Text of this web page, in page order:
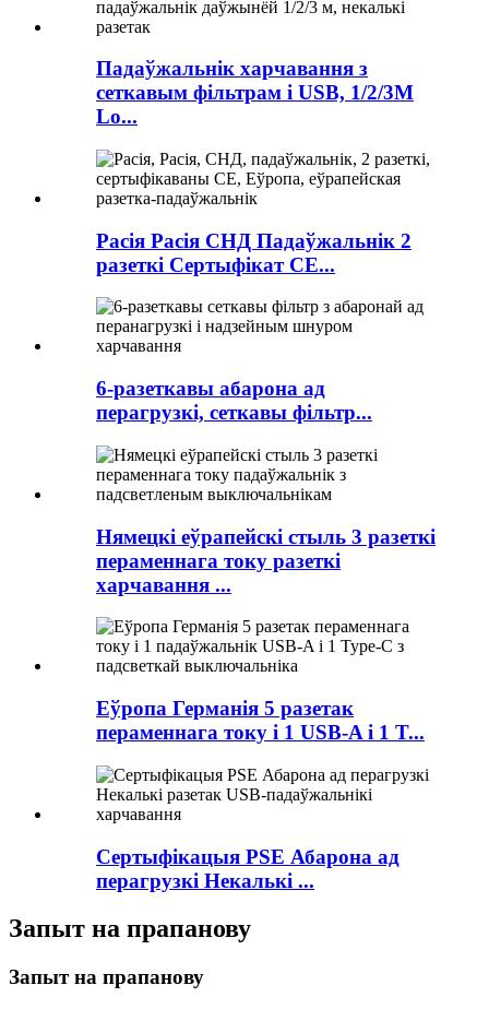
Падаўжальнік харчавання з
сеткавым фільтрам і USB, 1/2/3M
Lo...
Расія Расія СНД Падаўжальнік 2
разеткі Сертыфікат CE...
6-разеткавы абарона ад
перагрузкі, сеткавы фільтр...
Нямецкі еўрапейскі стыль 3 разеткі
пераменнага току разеткі
харчавання ...
Еўропа Германія 5 разетак
пераменнага току і 1 USB-A і 1 T...
Сертыфікацыя PSE Абарона ад
перагрузкі Некалькі ...
Запыт на прапанову
Запыт на прапанову